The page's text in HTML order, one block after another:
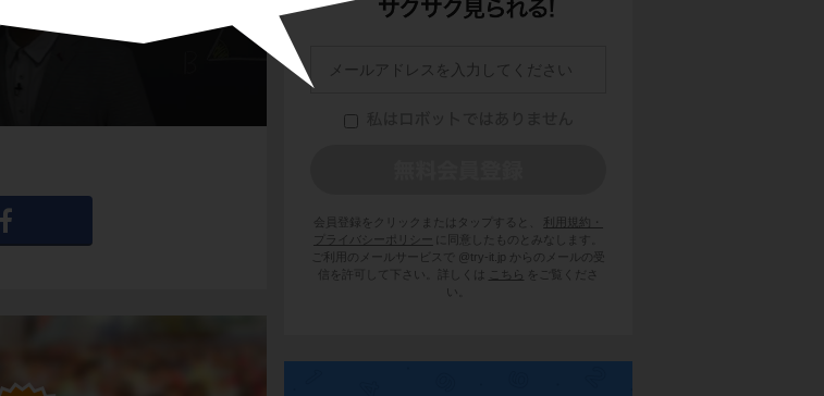
会員登録をクリックまたはタップすると、
利用規約・
プライバシーポリシー
に同意したものとみなします。
ご利用のメールサービスで @try-it.jp からのメールの受
信を許可して下さい。詳しくは
こちら
をご覧くださ
い。